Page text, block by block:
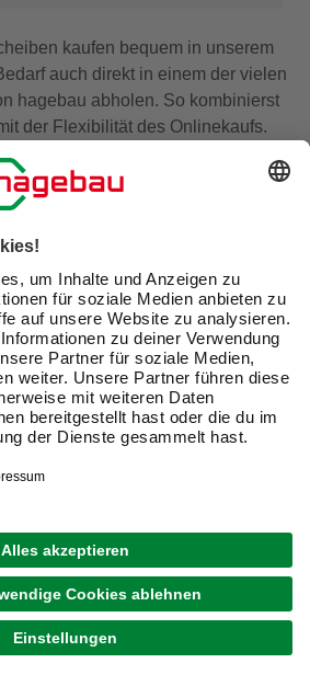
kaufen bequem in unserem
auch direkt in einem der vielen
hagebau abholen. So kombinierst
der Flexibilität des Onlinekaufs.
großes Sortiment – perfekt für Dein
Dein Zuhause zu
Ort.